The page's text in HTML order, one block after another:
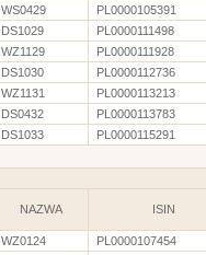
WS0429
PL0000105391
DS1029
PL0000111498
WZ1129
PL0000111928
DS1030
PL0000112736
WZ1131
PL0000113213
DS0432
PL0000113783
DS1033
PL0000115291
NAZWA ISIN
WZ0124
PL0000107454